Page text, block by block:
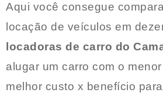
Aqui você consegue
locação de veículos em
locadoras de carro do
alugar um carro com o
melhor custo x benefício